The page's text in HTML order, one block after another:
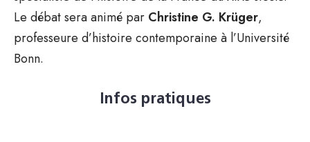
Le débat sera animé par Christine G. Krüger,
professeure d’histoire contemporaine à l’Université
Bonn.
Infos pratiques